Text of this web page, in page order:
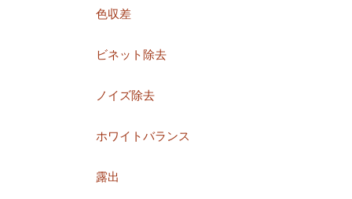
色収差
ビネット除去
ノイズ除去
ホワイトバランス
露出